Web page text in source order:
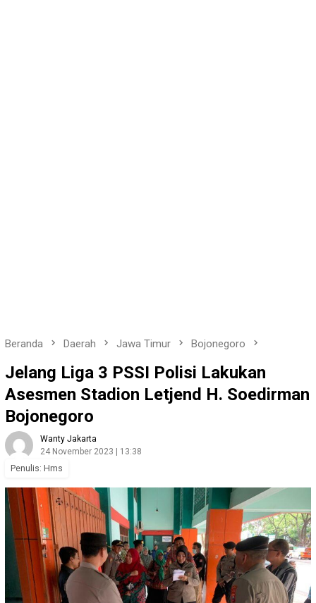
Beranda Daerah Jawa Timur Bojonegoro
Jelang Liga 3 PSSI Polisi Lakukan
Asesmen Stadion Letjend H. Soedirman
Bojonegoro
Wanty Jakarta
24 November 2023 | 13:38
Penulis: Hms